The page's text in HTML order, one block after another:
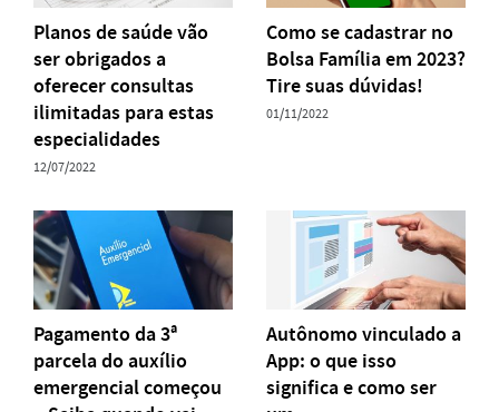
Planos de saúde vão
ser obrigados a
oferecer consultas
ilimitadas para estas
especialidades
12/07/2022
Como se cadastrar no
Bolsa Família em 2023?
Tire suas dúvidas!
01/11/2022
Pagamento da 3ª
parcela do auxílio
emergencial começou
Autônomo vinculado a
App: o que isso
significa e como ser